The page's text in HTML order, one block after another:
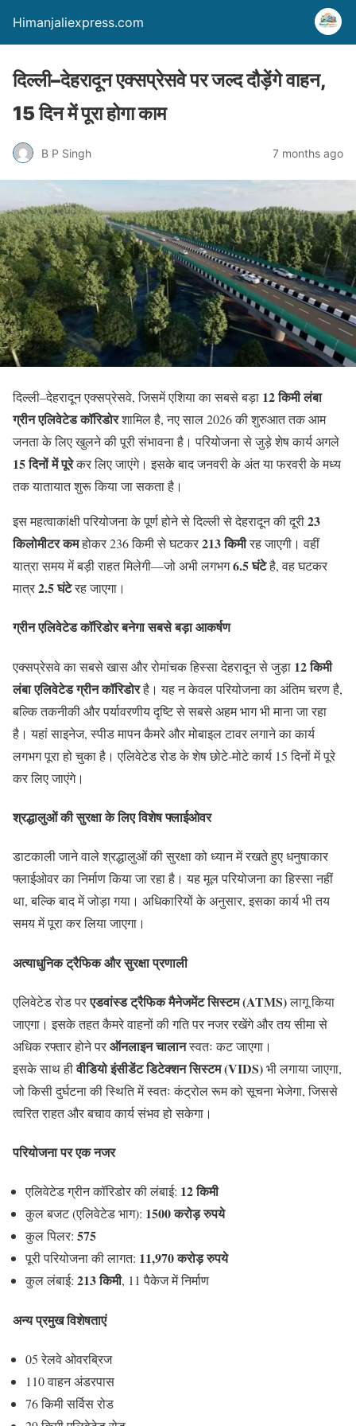
Himanjaliexpress.com
दिल्ली–देहरादून एक्सप्रेसवे पर जल्द दौड़ेंगे वाहन,
15 दिन में पूरा होगा काम
B P Singh 7 months ago
दिल्ली–देहरादून एक्सप्रेसवे, जिसमें एशिया का सबसे बड़ा 12 किमी लंबा
ग्रीन एलिवेटेड कॉरिडोरशामिल है, नए साल 2026 की शुरुआत तक आम
जनता के लिए खुलने की पूरी संभावना है। परियोजना से जुड़े शेष कार्य अगले
15 दिनों में पूरेकर लिए जाएंगे। इसके बाद जनवरी के अंत या फरवरी के मध्य
तक यातायात शुरू किया जा सकता है।
इस महत्वाकांक्षी परियोजना के पूर्ण होने से दिल्ली से देहरादून की दूरी23
किलोमीटर कमहोकर 236 किमी से घटकर213 किमीरह जाएगी। वहीं
यात्रा समय में बड़ी राहत मिलेगी—जो अभी लगभग6.5 घंटेहै, वह घटकर
मात्र2.5 घंटेरह जाएगा।
ग्रीन एलिवेटेड कॉरिडोर बनेगा सबसे बड़ा आकर्षण
एक्सप्रेसवे का सबसे खास और रोमांचक हिस्सा देहरादून से जुड़ा 12 किमी
लंबा एलिवेटेड ग्रीन कॉरिडोरहै। यह न केवल परियोजना का अंतिम चरण है,
बल्कि तकनीकी और पर्यावरणीय दृष्टि से सबसे अहम भाग भी माना जा रहा
है। यहां साइनेज, स्पीड मापन कैमरे और मोबाइल टावर लगाने का कार्य
लगभग पूरा हो चुका है। एलिवेटेड रोड के शेष छोटे-मोटे कार्य 15 दिनों में पूरे
कर लिए जाएंगे।
श्रद्धालुओं की सुरक्षा के लिए विशेष फ्लाईओवर
डाटकाली जाने वाले श्रद्धालुओं की सुरक्षा को ध्यान में रखते हुए धनुषाकार
फ्लाईओवर का निर्माण किया जा रहा है। यह मूल परियोजना का हिस्सा नहीं
था, बल्कि बाद में जोड़ा गया। अधिकारियों के अनुसार, इसका कार्य भी तय
समय में पूरा कर लिया जाएगा।
अत्याधुनिक ट्रैफिक और सुरक्षा प्रणाली
एलिवेटेड रोड परएडवांस्ड ट्रैफिक मैनेजमेंट सिस्टम (ATMS)लागू किया
जाएगा। इसके तहत कैमरे वाहनों की गति पर नजर रखेंगे और तय सीमा से
अधिक रफ्तार होने परऑनलाइन चालानस्वतः कट जाएगा।
इसके साथ हीवीडियो इंसीडेंट डिटेक्शन सिस्टम (VIDS)भी लगाया जाएगा,
जो किसी दुर्घटना की स्थिति में स्वतः कंट्रोल रूम को सूचना भेजेगा, जिससे
त्वरित राहत और बचाव कार्य संभव हो सकेगा।
परियोजना पर एक नजर
एलिवेटेड ग्रीन कॉरिडोर की लंबाई: 12 किमी
कुल बजट (एलिवेटेड भाग): 1500 करोड़ रुपये
कुल पिलर: 575
पूरी परियोजना की लागत: 11,970 करोड़ रुपये
कुल लंबाई: 213 किमी, 11 पैकेज में निर्माण
अन्य प्रमुख विशेषताएं
05 रेलवे ओवरब्रिज
110 वाहन अंडरपास
76 किमी सर्विस रोड